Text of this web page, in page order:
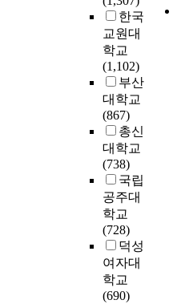
한국
교원대
학교
(1,102)
부산
대학교
(867)
총신
대학교
(738)
국립
공주대
학교
(728)
덕성
여자대
학교
(690)